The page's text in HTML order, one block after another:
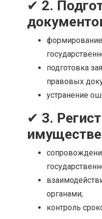
✔ 2.
формирование
подготовка
правовых
устранение
✔ 3.
органами;
контроль